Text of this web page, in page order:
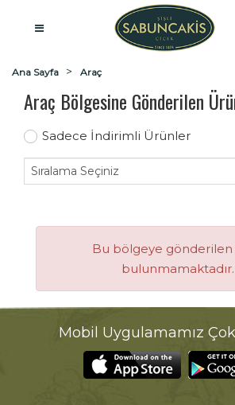
Ana Sayfa Araç
Araç Bölgesine Gönderilen
Sadece İndirimli Ürünler
Bu bölgeye gönderilen
bulunmamaktadır.
Mobil Uygulamamız Çok